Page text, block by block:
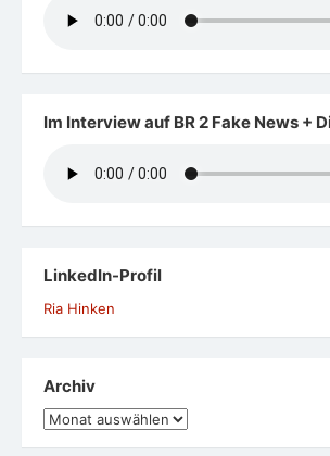
Im Interview auf BR 2 Fake News +
LinkedIn-Profil
Ria Hinken
Archiv
Archiv